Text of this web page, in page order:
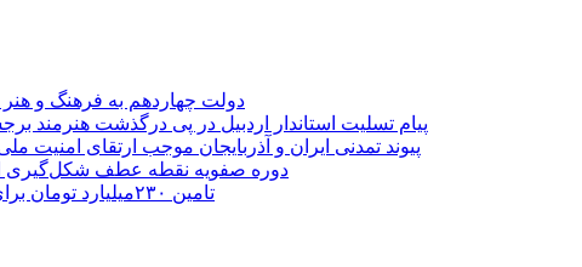
دولت چهاردهم به فرهنگ و هنر
پیام تسلیت استاندار اردبیل در پی درگذشت هنرمند
پیوند تمدنی ایران و آذربایجان موجب ارتقای امنیت
دوره صفویه نقطه عطف شکل‌گیری
تامین ۲۳۰میلیارد تومان برای تکمیل تالار شهر اردبیل